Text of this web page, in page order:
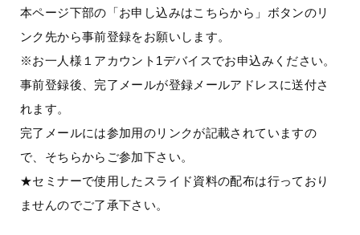
本ページ下部の「お申し込みはこちらから」ボタンのリ
ンク先から事前登録をお願いします。
※お一人様１アカウント1デバイスでお申込みください。
事前登録後、完了メールが登録メールアドレスに送付さ
れます。
完了メールには参加用のリンクが記載されていますの
で、そちらからご参加下さい。
★セミナーで使用したスライド資料の配布は行っており
ませんのでご了承下さい。